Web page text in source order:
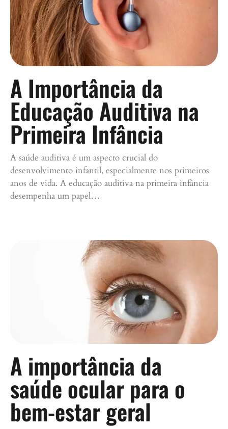
A Importância da
Educação Auditiva na
Primeira Infância
A saúde auditiva é um aspecto crucial do
desenvolvimento infantil, especialmente nos primeiros
anos de vida. A educação auditiva na primeira infância
desempenha um papel…
A importância da
saúde ocular para o
bem-estar geral